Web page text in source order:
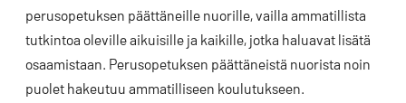
perusopetuksen päättäneille nuorille, vailla ammatillista
tutkintoa oleville aikuisille ja kaikille, jotka haluavat lisätä
osaamistaan. Perusopetuksen päättäneistä nuorista noin
puolet hakeutuu ammatilliseen koulutukseen.